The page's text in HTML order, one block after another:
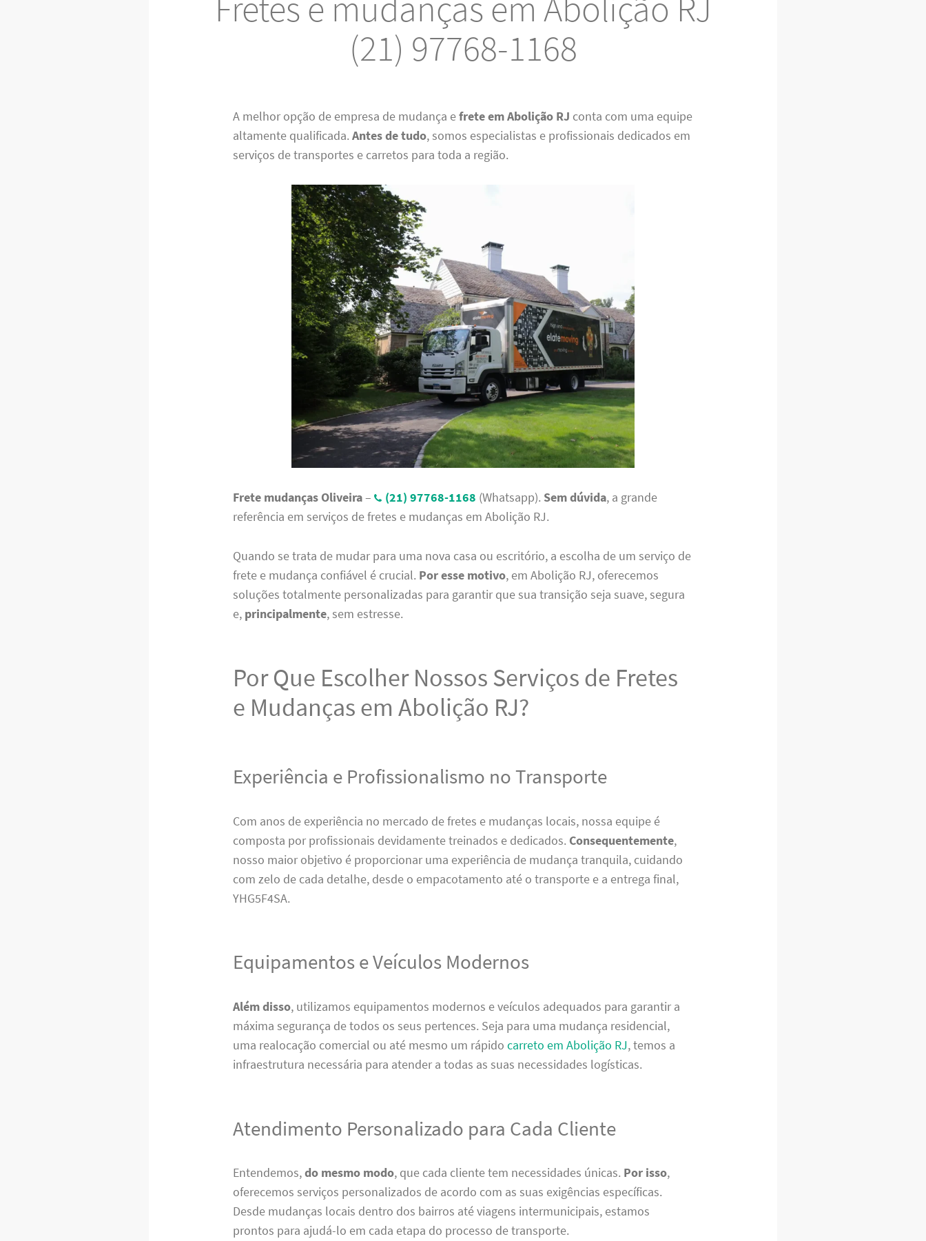
(21) 97768-1168
A melhor opção de empresa de mudança efrete em Abolição RJ conta com uma equipe
altamente qualificada.Antes de tudo, somos especialistas e profissionais dedicados em
serviços de transportes e carretos para toda a região.
Frete mudanças Oliveira– (21) 97768-1168 (Whatsapp). Sem dúvida, a grande
referência em serviços de fretes e mudanças em Abolição RJ.
Quando se trata de mudar para uma nova casa ou escritório, a escolha de um serviço de
frete e mudança confiável é crucial. Por esse motivo, em Abolição RJ, oferecemos
soluções totalmente personalizadas para garantir que sua transição seja suave, segura
e, principalmente, sem estresse.
Por Que Escolher Nossos Serviços de Fretes
e Mudanças em Abolição RJ?
Experiência e Profissionalismo no Transporte
Com anos de experiência no mercado de fretes e mudanças locais, nossa equipe é
composta por profissionais devidamente treinados e dedicados. Consequentemente,
nosso maior objetivo é proporcionar uma experiência de mudança tranquila, cuidando
com zelo de cada detalhe, desde o empacotamento até o transporte e a entrega final,
YHG5F4SA.
Equipamentos e Veículos Modernos
Além disso, utilizamos equipamentos modernos e veículos adequados para garantir a
máxima segurança de todos os seus pertences. Seja para uma mudança residencial,
uma realocação comercial ou até mesmo um rápidocarreto em Abolição RJ, temos a
infraestrutura necessária para atender a todas as suas necessidades logísticas.
Atendimento Personalizado para Cada Cliente
Entendemos,do mesmo modo, que cada cliente tem necessidades únicas. Por isso,
oferecemos serviços personalizados de acordo com as suas exigências específicas.
Desde mudanças locais dentro dos bairros até viagens intermunicipais, estamos
prontos para ajudá-lo em cada etapa do processo de transporte.